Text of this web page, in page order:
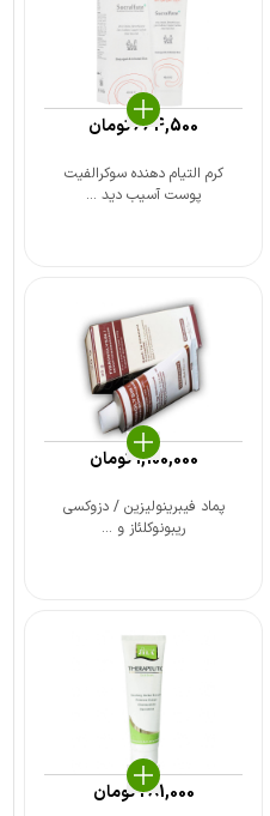
کرم التیام دهنده سوکرالفیت
پوست آسیب دید ...
664,500تومان
پماد فیبرینولیزین / دزوکسی
ریبونوکلئاز و ...
1,100,000تومان
281,000تومان